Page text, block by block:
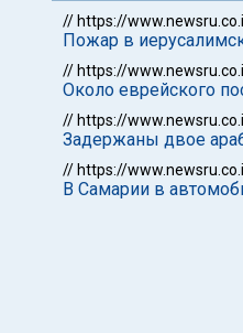
// https://
Пожар в
// https://
Около еврейского
// https://
Задержаны двое
// https://
В Самарии в